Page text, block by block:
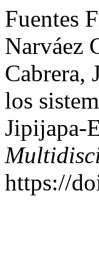
Fuentes
Narváez
Cabrera,
los
Jipijapa-
https://